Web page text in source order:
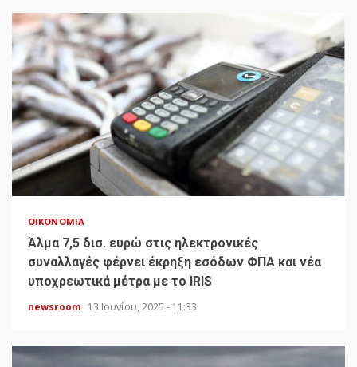
ΟΙΚΟΝΟΜΊΑ
Άλμα 7,5 δισ. ευρώ στις ηλεκτρονικές
συναλλαγές φέρνει έκρηξη εσόδων ΦΠΑ και νέα
υποχρεωτικά μέτρα με το IRIS
newsroom 13 Ιουνίου, 2025 - 11:33